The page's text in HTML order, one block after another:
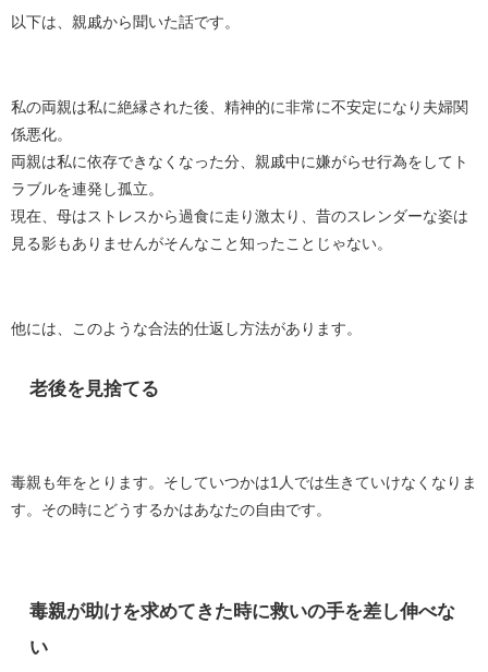
以下は、親戚から聞いた話です。
私の両親は私に絶縁された後、精神的に非常に不安定になり夫婦関
係悪化。
両親は私に依存できなくなった分、親戚中に嫌がらせ行為をしてト
ラブルを連発し孤立。
現在、母はストレスから過食に走り激太り、昔のスレンダーな姿は
見る影もありませんがそんなこと知ったことじゃない。
他には、このような合法的仕返し方法があります。
老後を見捨てる
毒親も年をとります。そしていつかは1人では生きていけなくなりま
す。その時にどうするかはあなたの自由です。
毒親が助けを求めてきた時に救いの手を差し伸べな
い